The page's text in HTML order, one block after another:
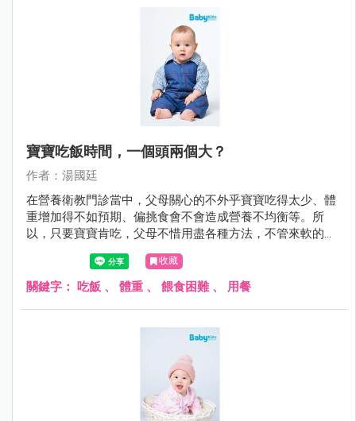
寶寶吃飯時間，一個頭兩個大？
作者：湯國廷
在營養衛教門診當中，父母關心的不外乎寶寶吃得太少、體
重增加得不如預期、偏挑食會不會造成營養不均衡等。所
以，只要寶寶肯吃，父母不惜用盡各種方法，不管來軟的或
是來硬的，甚至仿效老萊子娛親（只是這回對象是自己寶
寶）。但有些方法可能第一次有效，久了就失效，甚至造成
反效果，看到飯端出來就跑給父母追或緊閉雙唇。
收藏
關鍵字： 吃飯 、 體重 、 餵食困難、 用餐